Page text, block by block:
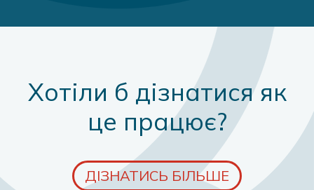
Хотіли б дізнатися як
це працює?
ДІЗНАТИСЬ БІЛЬШЕ